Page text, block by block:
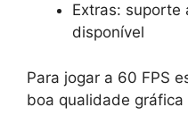
Extras: suporte
disponível
Para jogar a 60 FPS
boa qualidade